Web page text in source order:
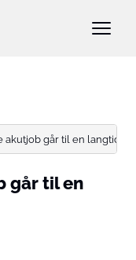
akutjob går til en
går til en